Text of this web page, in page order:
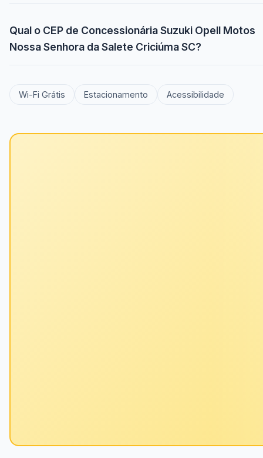
Qual o CEP de Concessionária Suzuki Opell Motos
Nossa Senhora da Salete Criciúma SC?
Wi-Fi Grátis Estacionamento Acessibilidade